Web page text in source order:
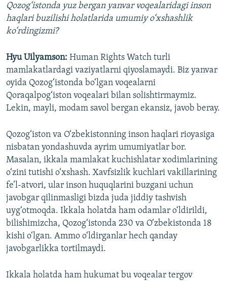
Qozog‘istonda yuz bergan yanvar voqealaridagi inson
haqlari buzilishi holatlarida umumiy o‘xshashlik
ko‘rdingizmi?
Hyu Uilyamson: Human Rights Watch turli
mamlakatlardagi vaziyatlarni qiyoslamaydi. Biz yanvar
oyida Qozog‘istonda bo‘lgan voqealarni
Qoraqalpog‘iston voqealari bilan solishtirmaymiz.
Lekin, mayli, modam savol bergan ekansiz, javob beray.
Qozog‘iston va O‘zbekistonning inson haqlari rioyasiga
nisbatan yondashuvda ayrim umumiyatlar bor.
Masalan, ikkala mamlakat kuchishlatar xodimlarining
o‘zini tutishi o‘xshash. Xavfsizlik kuchlari vakillarining
fe’l-atvori, ular inson huquqlarini buzgani uchun
javobgar qilinmasligi bizda juda jiddiy tashvish
uyg‘otmoqda. Ikkala holatda ham odamlar o‘ldirildi,
bilishimizcha, Qozog‘istonda 230 va O‘zbekistonda 18
kishi o‘lgan. Ammo o‘ldirganlar hech qanday
javobgarlikka tortilmaydi.
Ikkala holatda ham hukumat bu voqealar tergov